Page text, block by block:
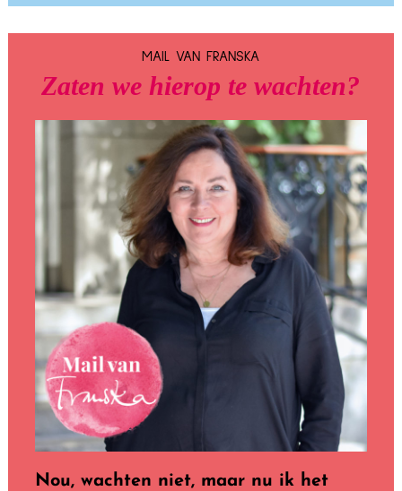
MAIL VAN FRANSKA
Zaten we hierop te wachten?
Nou, wachten niet, maar nu ik het